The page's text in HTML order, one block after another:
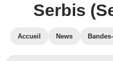
Serbis
Accueil News